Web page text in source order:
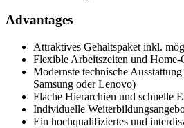
Advantages
Attraktives Gehaltspaket inkl.
Flexible Arbeitszeiten und
Modernste technische
Samsung oder Lenovo)
Flache Hierarchien und schnelle
Individuelle
Ein hochqualifiziertes und